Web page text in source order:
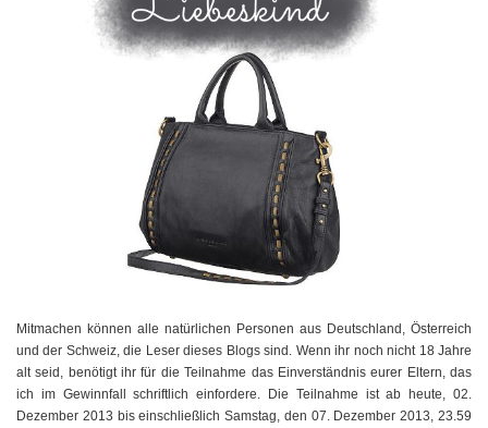
Mitmachen können alle natürlichen Personen aus Deutschland, Österreich
und der Schweiz, die Leser dieses Blogs sind. Wenn ihr noch nicht 18 Jahre
alt seid, benötigt ihr für die Teilnahme das Einverständnis eurer Eltern, das
ich im Gewinnfall schriftlich einfordere. Die Teilnahme ist ab heute, 02.
Dezember 2013 bis einschließlich Samstag, den 07. Dezember 2013, 23.59